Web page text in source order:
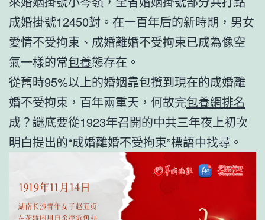
成婚掛號12450對。在一百年后的新時期，男女
愛情不受拘束、成婚離婚不受拘束已成為像空
氣一樣的常包養態存在。
從舊時95%以上的婚姻靠包攬到現在的成婚離
婚不受拘束，百年兩重天，何故完包養網排名
成？謎底要從1923年召開的中共三年夜上初次
明白提出的“成婚離婚不受拘束”標語中找尋。